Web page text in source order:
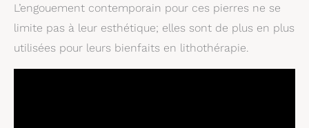
L’engouement contemporain pour ces pierres ne se
limite pas à leur esthétique; elles sont de plus en plus
utilisées pour leurs bienfaits en lithothérapie.